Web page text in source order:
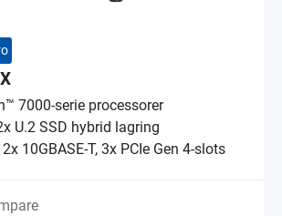
7000-serie processorer
U.2 SSD hybrid lagring
10GBASE-T, 3x PCIe Gen 4-slots